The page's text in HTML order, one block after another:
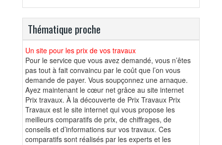
Thématique proche
Un site pour les prix de vos travaux
Pour le service que vous avez demandé, vous n’êtes
pas tout à fait convaincu par le coût que l’on vous
demande de payer. Vous soupçonnez une arnaque.
Ayez maintenant le cœur net grâce au site internet
Prix travaux. À la découverte de Prix Travaux Prix
Travaux est le site internet qui vous propose les
meilleurs comparatifs de prix, de chiffrages, de
conseils et d’informations sur vos travaux. Ces
comparatifs sont réalisés par les experts et les